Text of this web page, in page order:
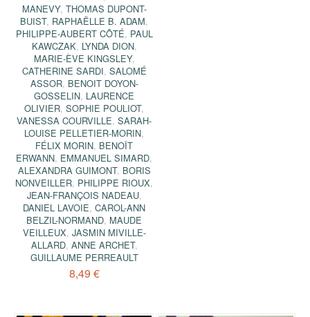
MANEVY, THOMAS DUPONT-
BUIST, RAPHAËLLE B. ADAM,
PHILIPPE-AUBERT CÔTÉ, PAUL
KAWCZAK, LYNDA DION,
MARIE-ÈVE KINGSLEY,
CATHERINE SARDI, SALOMÉ
ASSOR, BENOIT DOYON-
GOSSELIN, LAURENCE
OLIVIER,SOPHIE POULIOT,
VANESSA COURVILLE,SARAH-
LOUISE PELLETIER-MORIN,
FÉLIX MORIN, BENOÎT
ERWANN, EMMANUEL SIMARD,
ALEXANDRA GUIMONT, BORIS
NONVEILLER, PHILIPPE RIOUX,
JEAN-FRANÇOIS NADEAU,
DANIEL LAVOIE,CAROL-ANN
BELZIL-NORMAND, MAUDE
VEILLEUX, JASMIN MIVILLE-
ALLARD, ANNE ARCHET,
GUILLAUME PERREAULT
8,49 €